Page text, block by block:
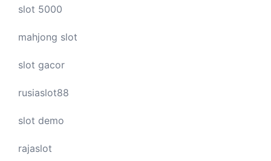
slot 5000
mahjong slot
slot gacor
rusiaslot88
slot demo
rajaslot